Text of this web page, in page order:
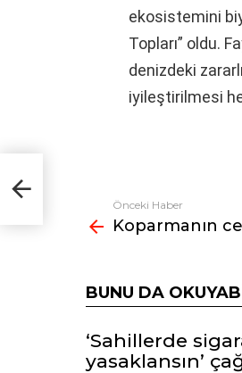
ekosistemini
Topları” oldu.
denizdeki
iyileştirilmesi
Fazlasına
bak
Önceki Haber
Koparmanın
BUNU DA
‘Sahillerde
yasaklansın’